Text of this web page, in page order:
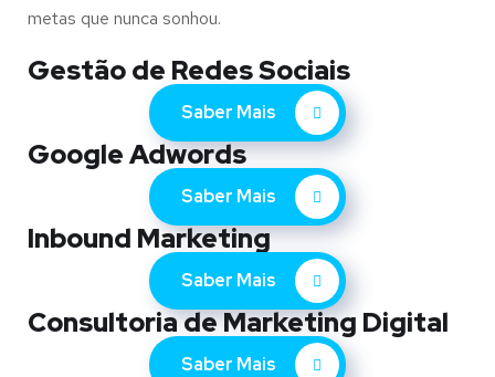
metas que nunca sonhou.
Gestão de Redes Sociais
Saber Mais
Google Adwords
Saber Mais
Inbound Marketing
Saber Mais
Consultoria de Marketing Digital
Saber Mais